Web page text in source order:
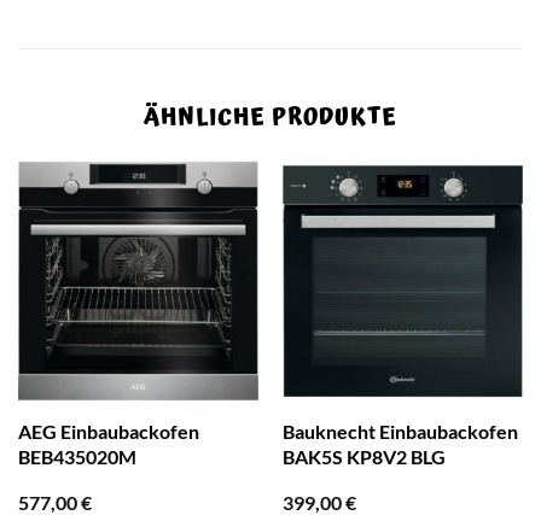
ÄHNLICHE PRODUKTE
AEG Einbaubackofen
BEB435020M
577,00€
Bauknecht Einbaubackofen
BAK5S KP8V2 BLG
399,00€